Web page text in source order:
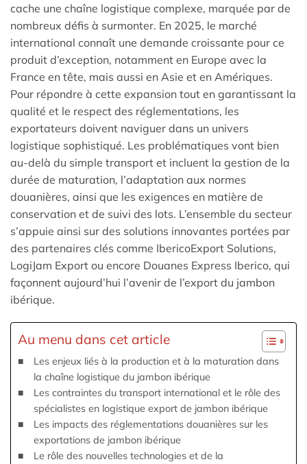
cache une chaîne logistique complexe, marquée par de
nombreux défis à surmonter. En 2025, le marché
international connaît une demande croissante pour ce
produit d’exception, notamment en Europe avec la
France en tête, mais aussi en Asie et en Amériques.
Pour répondre à cette expansion tout en garantissant la
qualité et le respect des réglementations, les
exportateurs doivent naviguer dans un univers
logistique sophistiqué. Les problématiques vont bien
au-delà du simple transport et incluent la gestion de la
durée de maturation, l’adaptation aux normes
douanières, ainsi que les exigences en matière de
conservation et de suivi des lots. L’ensemble du secteur
s’appuie ainsi sur des solutions innovantes portées par
des partenaires clés comme IbericoExport Solutions,
LogiJam Export ou encore Douanes Express Iberico, qui
façonnent aujourd’hui l’avenir de l’export du jambon
ibérique.
Au menu dans cet article
Les enjeux liés à la production et à la maturation dans
la chaîne logistique du jambon ibérique
Les contraintes du transport international et le rôle des
spécialistes en logistique export de jambon ibérique
Les impacts des réglementations douanières sur les
exportations de jambon ibérique
Le rôle des nouvelles technologies et de la